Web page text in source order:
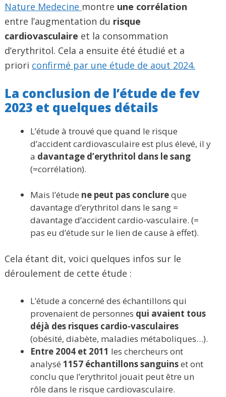
Nature Medecine montre une corrélation
entre l’augmentation du risque
cardiovasculaire et la consommation
d’erythritol. Cela a ensuite été étudié et a
priori confirmé par une étude de aout 2024.
La conclusion de l’étude de fev
2023 et quelques détails
L’étude à trouvé que quand le risque
d’accident cardiovasculaire est plus élevé, il y
a davantage d’erythritol dans le sang
(=corrélation).
Mais l’étude ne peut pas conclureque
davantage d’erythritol dans le sang =
davantage d’accident cardio-vasculaire. (=
pas eu d’étude sur le lien de cause à effet).
Cela étant dit, voici quelques infos sur le
déroulement de cette étude :
L’étude a concerné des échantillons qui
provenaient de personnes qui avaient tous
déjà des risques cardio-vasculaires
(obésité, diabète, maladies métaboliques…).
Entre 2004 et 2011 les chercheurs ont
analysé 1157 échantillons sanguinset ont
conclu que l’erythritol jouait peut être un
rôle dans le risque cardiovasculaire.